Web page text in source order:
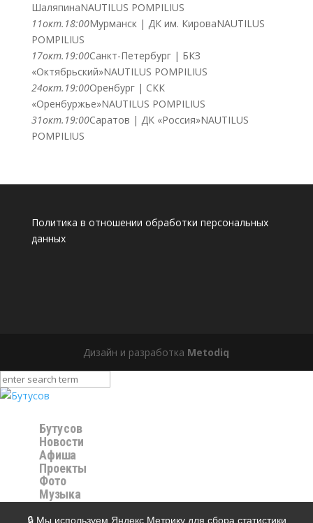
ШаляпинаNAUTILUS POMPILIUS
11окт. 18:00Мурманск | ДК им. КироваNAUTILUS
POMPILIUS
17окт. 19:00Санкт-Петербург | БКЗ
«Октябрьский»NAUTILUS POMPILIUS
24окт. 19:00Оренбург | СКК
«Оренбуржье»NAUTILUS POMPILIUS
31окт. 19:00Саратов | ДК «Россия»NAUTILUS
POMPILIUS
Политика в отношении обработки персональных
данных
🔒 Мы используем Яндекс.Метрику для сбора статистики
Дизайн и разработка Metodiq
Бутусов
Новости
Афиша
Проекты
Фото
Музыка